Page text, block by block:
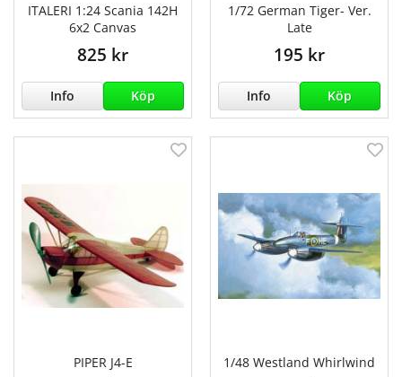
ITALERI 1:24 Scania 142H
6x2 Canvas
825 kr
Info Köp
1/72 German Tiger- Ver.
Late
195 kr
Info Köp
PIPER J4-E 1/48 Westland Whirlwind